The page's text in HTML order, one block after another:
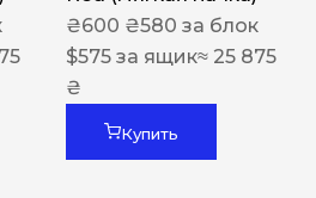
₴600 ₴580 за блок
$575 за ящик≈ 25 875
₴
Купить